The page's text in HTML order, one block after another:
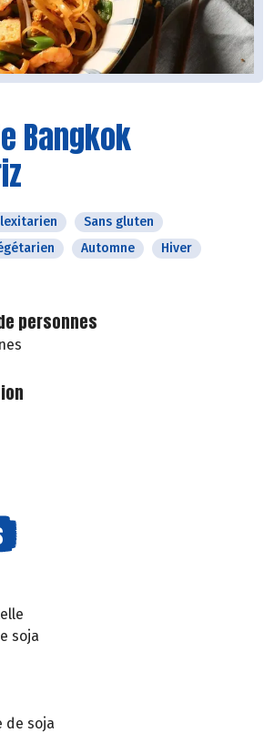
Bangkok
Sans gluten
Automne
Hiver
personnes
soja
de soja